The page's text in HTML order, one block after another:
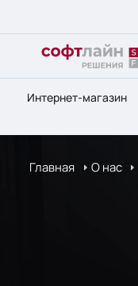
Интернет-магазин
Главная О нас